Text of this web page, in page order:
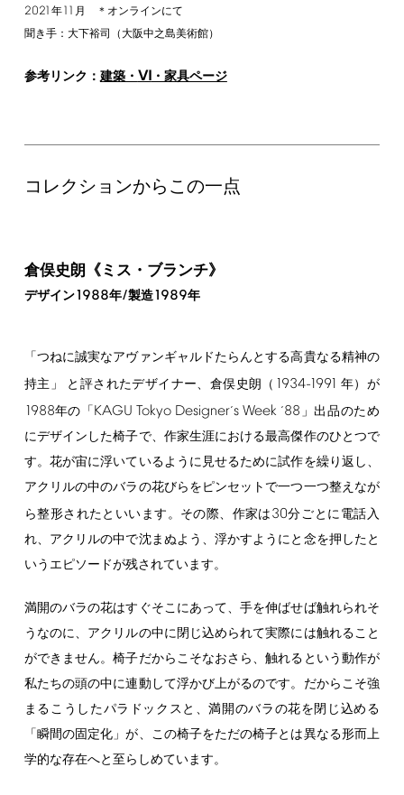
2021 年11 月 ＊オンラインにて
聞き手：大下裕司（大阪中之島美術館）
参考リンク：建築・ VI・家具ページ
コレクションからこの一点
倉俣史朗《ミス・ブランチ》
デザイン1988年/製造1989年
「つねに誠実なアヴァンギャルドたらんとする高貴なる精神の
持主」 と評されたデザイナー、倉俣史朗（ 1934-1991 年）が
1988年の「 KAGU Tokyo Designer’s Week ‘88」出品のため
にデザインした椅子で、作家生涯における最高傑作のひとつで
す。花が宙に浮いているように見せるために試作を繰り返し、
アクリルの中のバラの花びらをピンセットで一つ一つ整えなが
ら整形されたといいます。その際、作家は30分ごとに電話入
れ、アクリルの中で沈まぬよう、浮かすようにと念を押したと
いうエピソードが残されています。
満開のバラの花はすぐそこにあって、手を伸ばせば触れられそ
うなのに、アクリルの中に閉じ込められて実際には触れること
ができません。椅子だからこそなおさら、触れるという動作が
私たちの頭の中に連動して浮かび上がるのです。だからこそ強
まるこうしたパラドックスと、満開のバラの花を閉じ込める
「瞬間の固定化」が、この椅子をただの椅子とは異なる形而上
学的な存在へと至らしめています。